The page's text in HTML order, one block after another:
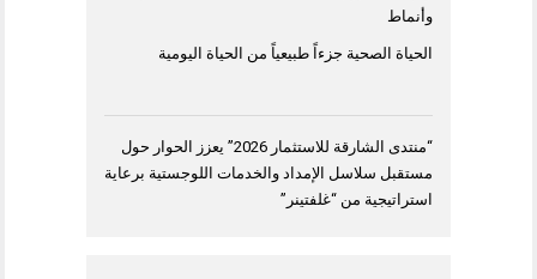
وأنماط
الحياة الصحية جزءاً طبيعياً من الحياة اليومية
“منتدى الشارقة للاستثمار 2026” يعزز الحوار حول
مستقبل سلاسل الإمداد والخدمات اللوجستية برعاية
استراتيجية من “غلفتينر”